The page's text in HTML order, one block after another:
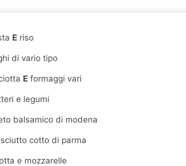
E riso
di vario tipo
E formaggi vari
e legumi
balsamico di modena
cotto di parma
e mozzarelle